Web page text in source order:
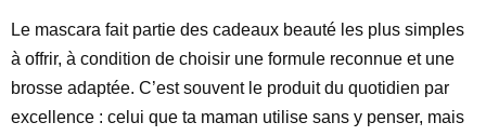
Le mascara fait partie des cadeaux beauté les plus simples
à offrir, à condition de choisir une formule reconnue et une
brosse adaptée. C’est souvent le produit du quotidien par
excellence : celui que ta maman utilise sans y penser, mais